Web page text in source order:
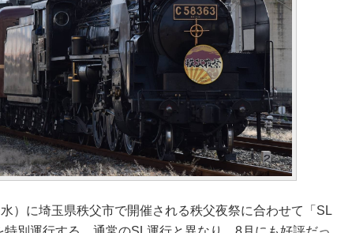
）に埼玉県秩父市で開催される秩父夜祭に合わせて「SL